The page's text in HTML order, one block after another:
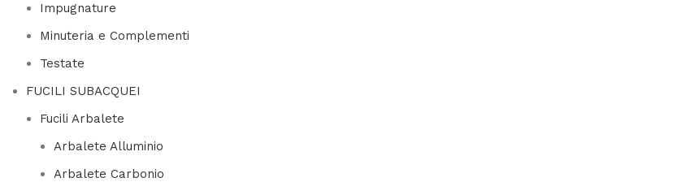
Impugnature
Minuteria e Complementi
Testate
FUCILI SUBACQUEI
Fucili Arbalete
Arbalete Alluminio
Arbalete Carbonio